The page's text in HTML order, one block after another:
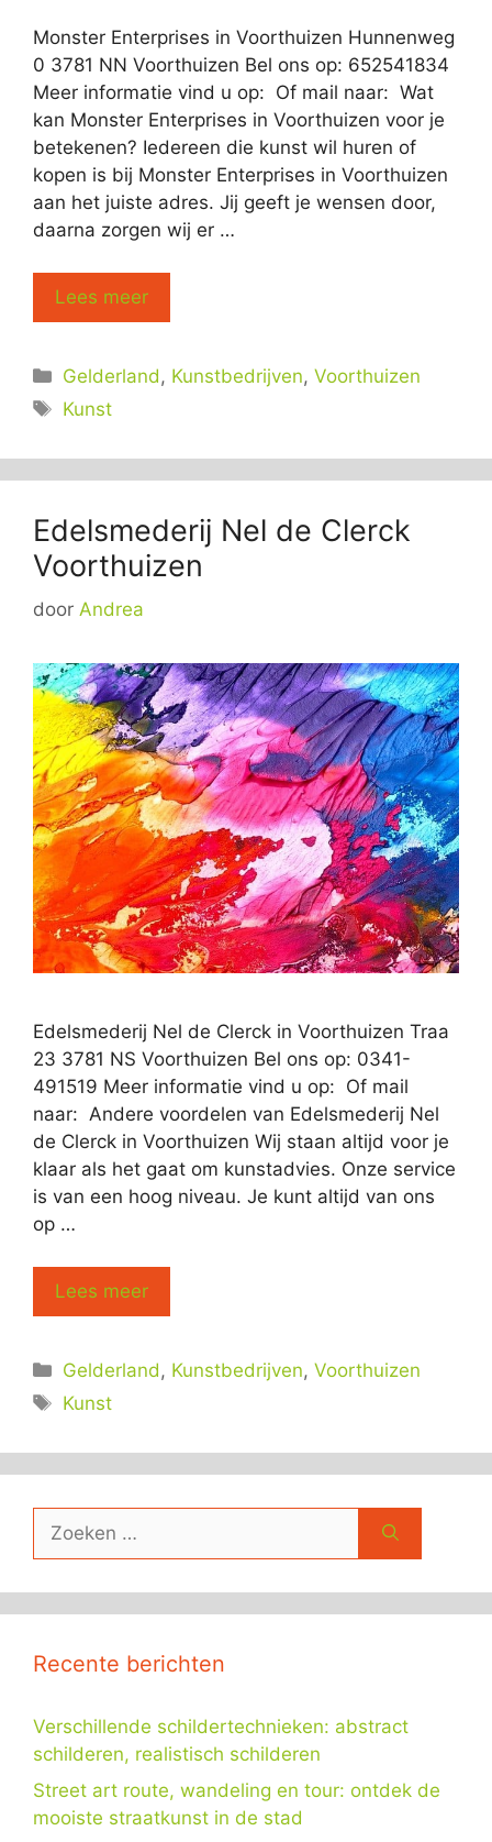
Monster Enterprises in Voorthuizen Hunnenweg
0 3781 NN Voorthuizen Bel ons op: 652541834
Meer informatie vind u op: Of mail naar: Wat
kan Monster Enterprises in Voorthuizen voor je
betekenen? Iedereen die kunst wil huren of
kopen is bij Monster Enterprises in Voorthuizen
aan het juiste adres. Jij geeft je wensen door,
daarna zorgen wij er …
Lees meer
Categorieën
Gelderland , Kunstbedrijven,Voorthuizen
Tags
Kunst
Edelsmederij Nel de Clerck
Voorthuizen
door Andrea
Edelsmederij Nel de Clerck in Voorthuizen Traa
23 3781 NS Voorthuizen Bel ons op: 0341-
491519 Meer informatie vind u op: Of mail
naar: Andere voordelen van Edelsmederij Nel
de Clerck in Voorthuizen Wij staan altijd voor je
klaar als het gaat om kunstadvies. Onze service
is van een hoog niveau. Je kunt altijd van ons
op …
Lees meer
Categorieën
Gelderland , Kunstbedrijven,Voorthuizen
Tags
Kunst
naar:
Recente berichten
Verschillende schildertechnieken: abstract
schilderen, realistisch schilderen
Street art route, wandeling en tour: ontdek de
mooiste straatkunst in de stad